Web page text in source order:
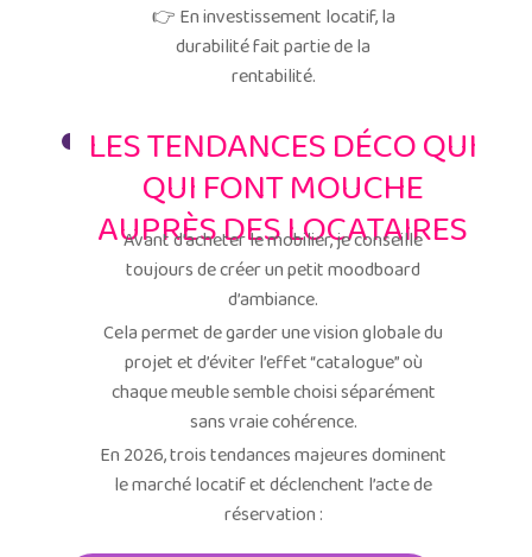
👉 En investissement locatif, la
durabilité fait partie de la
rentabilité.
LES TENDANCES DÉCO QUI
QUI FONT MOUCHE
AUPRÈS DES LOCATAIRES
Avant d’acheter le mobilier, je conseille
toujours de créer un petit moodboard
d’ambiance.
Cela permet de garder une vision globale du
projet et d’éviter l’effet “catalogue” où
chaque meuble semble choisi séparément
sans vraie cohérence.
En 2026, trois tendances majeures dominent
le marché locatif et déclenchent l’acte de
réservation :